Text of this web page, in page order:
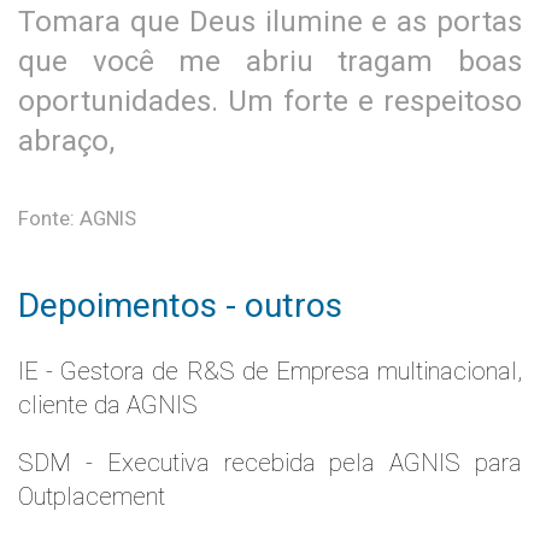
Tomara que Deus ilumine e as portas
que você me abriu tragam boas
oportunidades. Um forte e respeitoso
abraço,
Fonte: AGNIS
Depoimentos - outros
IE - Gestora de R&S de Empresa multinacional,
cliente da AGNIS
SDM - Executiva recebida pela AGNIS para
Outplacement